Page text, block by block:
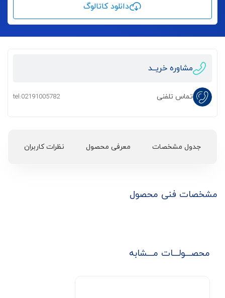
دانلود کاتالوگ
مشاوره خریــد
تماس تلفنی tel:02191005782
جدول مشخصات معرفی محصول نظرات کاربران
مشخصات فنی محصول
محصـــولـــات مـــشابه